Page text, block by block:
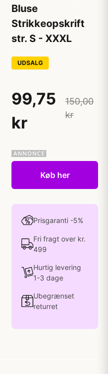
Bluse
Strikkeopskrift
str. S - XXXL
UDSALG
99,75
kr
150,00
kr
Køb her
Prisgaranti -5%
Fri fragt over kr.
499
Hurtig levering
1-3 dage
Ubegrænset
returret